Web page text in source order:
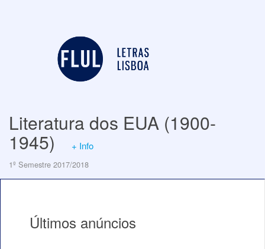
Literatura dos EUA (1900-
1945) + Info
1º Semestre 2017/2018
Últimos anúncios